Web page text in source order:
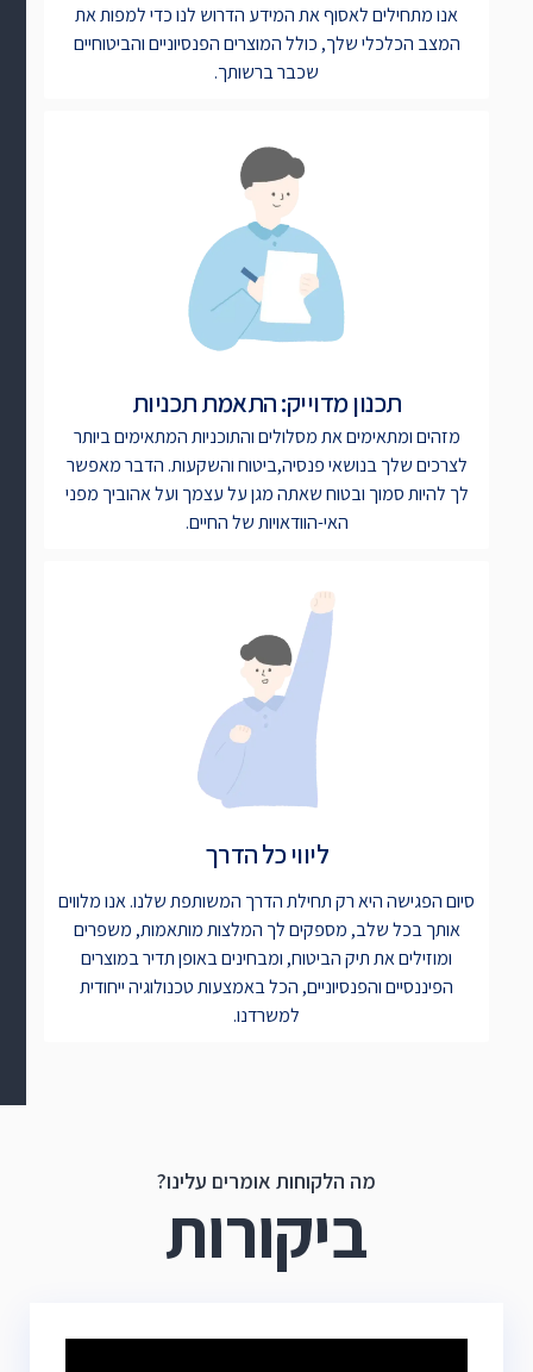
אנו מתחילים לאסוף את המידע הדרוש לנו כדי למפות את
המצב הכלכלי שלך, כולל המוצרים הפנסיוניים והביטוחיים
שכבר ברשותך.
תכנון מדוייק: התאמת תכניות
מזהים ומתאימים את מסלולים והתוכניות המתאימים ביותר
לצרכים שלך בנושאי פנסיה,ביטוח והשקעות. הדבר מאפשר
לך להיות סמוך ובטוח שאתה מגן על עצמך ועל אהוביך מפני
האי-הוודאויות של החיים.
ליווי כל הדרך
סיום הפגישה היא רק תחילת הדרך המשותפת שלנו. אנו מלווים
אותך בכל שלב, מספקים לך המלצות מותאמות, משפרים
ומוזילים את תיק הביטוח, ומבחינים באופן תדיר במוצרים
הפיננסיים והפנסיוניים, הכל באמצעות טכנולוגיה ייחודית
למשרדנו.
מה הלקוחות אומרים עלינו?
ביקורות